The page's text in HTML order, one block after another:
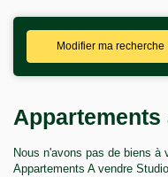
Locations
Gestion
Estimation
Modifier ma recherche
Nous n'avons pas de biens à
Appartements A vendre